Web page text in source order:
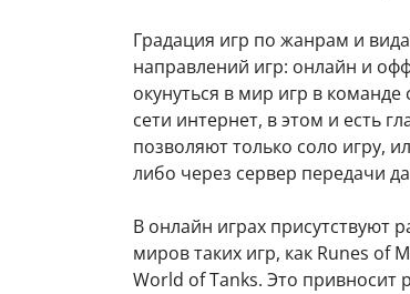
Градация игр по жанрам и
направлений игр: онлайн и
окунуться в мир игр в
сети интернет, в этом и есть
позволяют только соло игру,
либо через сервер передачи
В онлайн играх присутствуют
миров таких игр, как Runes of
World of Tanks. Это привносит